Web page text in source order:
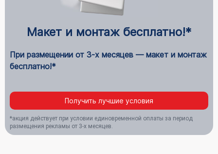
Макет и монтаж бесплатно!*
При размещении от 3-х месяцев — макет и монтаж
бесплатно!*
Получить лучшие условия
*акция действует при условии единовременной оплаты за период
размещения рекламы от 3-х месяцев.